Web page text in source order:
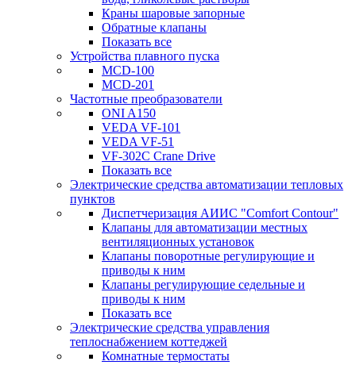
Краны шаровые запорные
Обратные клапаны
Показать все
Устройства плавного пуска
MCD-100
MCD-201
Частотные преобразователи
ONI A150
VEDA VF-101
VEDA VF-51
VF-302C Crane Drive
Показать все
Электрические средства автоматизации тепловых
пунктов
Диспетчеризация АИИС "Comfort Contour"
Клапаны для автоматизации местных
вентиляционных установок
Клапаны поворотные регулирующие и
приводы к ним
Клапаны регулирующие седельные и
приводы к ним
Показать все
Электрические средства управления
теплоснабжением коттеджей
Комнатные термостаты